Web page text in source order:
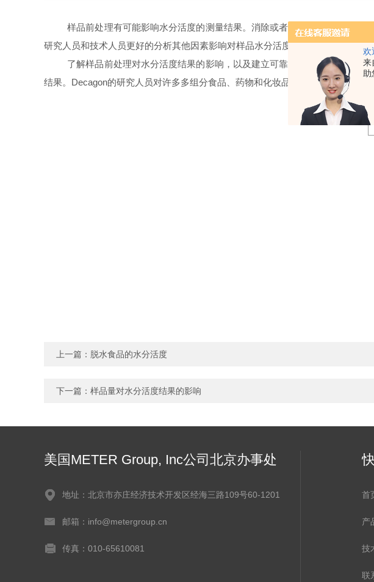
欢
来
助
样品前处理有可能影响水分活度的测量结果。消除或者减少这个前处理带
研究人员和技术人员更好的分析其他因素影响对样品水分活度带来的变化。
了解样品前处理对水分活度结果的影响，以及建立可靠的前处理方法来减
结果。 Decagon的研究人员对许多多组分食品、药物和化妆品进行了 3种不同前处
上一篇： 脱水食品的水分活度
下一篇： 样品量对水分活度结果的影响
美国METER Group, Inc公司北京办事处
地址：北京市亦庄经济技术开发区经海三路109号60-1201
邮箱：info@metergroup.cn
传真：010-65610081
首
产
技
联